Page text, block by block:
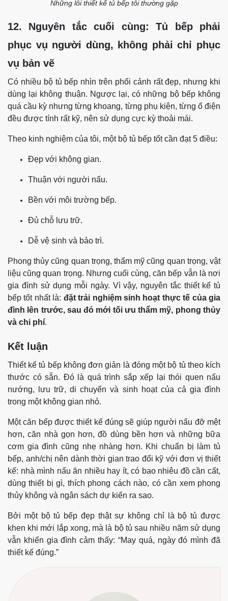
Những lỗi thiết kế tủ bếp tôi thường gặp
12. Nguyên tắc cuối cùng: Tủ bếp phải
phục vụ người dùng, không phải chỉ phục
vụ bản vẽ
Có nhiều bộ tủ bếp nhìn trên phối cảnh rất đẹp, nhưng khi
dùng lại không thuận. Ngược lại, có những bộ bếp không
quá cầu kỳ nhưng từng khoang, từng phụ kiện, từng ổ điện
đều được tính rất kỹ, nên sử dụng cực kỳ thoải mái.
Theo kinh nghiệm của tôi, một bộ tủ bếp tốt cần đạt 5 điều:
Đẹp với không gian.
Thuận với người nấu.
Bền với môi trường bếp.
Đủ chỗ lưu trữ.
Dễ vệ sinh và bảo trì.
Phong thủy cũng quan trọng, thẩm mỹ cũng quan trọng, vật
liệu cũng quan trọng. Nhưng cuối cùng, căn bếp vẫn là nơi
gia đình sử dụng mỗi ngày. Vì vậy, nguyên tắc thiết kế tủ
bếp tốt nhất là: đặt trải nghiệm sinh hoạt thực tế của gia
đình lên trước, sau đó mới tối ưu thẩm mỹ, phong thủy
và chi phí.
Kết luận
Thiết kế tủ bếp không đơn giản là đóng một bộ tủ theo kích
thước có sẵn. Đó là quá trình sắp xếp lại thói quen nấu
nướng, lưu trữ, di chuyển và sinh hoạt của cả gia đình
trong một không gian nhỏ.
Một căn bếp được thiết kế đúng sẽ giúp người nấu đỡ mệt
hơn, căn nhà gọn hơn, đồ dùng bền hơn và những bữa
cơm gia đình cũng nhẹ nhàng hơn. Khi chuẩn bị làm tủ
bếp, anh/chị nên dành thời gian trao đổi kỹ với đơn vị thiết
kế: nhà mình nấu ăn nhiều hay ít, có bao nhiêu đồ cần cất,
dùng thiết bị gì, thích phong cách nào, có cần xem phong
thủy không và ngân sách dự kiến ra sao.
Bởi một bộ tủ bếp đẹp thật sự không chỉ là bộ tủ được
khen khi mới lắp xong, mà là bộ tủ sau nhiều năm sử dụng
vẫn khiến gia đình cảm thấy: “May quá, ngày đó mình đã
thiết kế đúng.”